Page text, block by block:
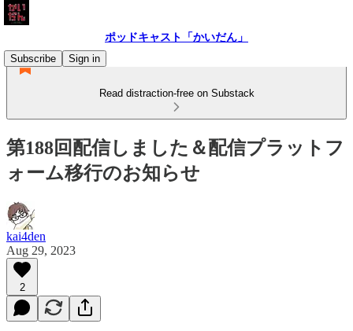
ポッドキャスト「かいだん」
Subscribe
Sign in
Read distraction-free on Substack
第188回配信しました＆配信プラットフ
ォーム移行のお知らせ
kai4den
Aug 29, 2023
2